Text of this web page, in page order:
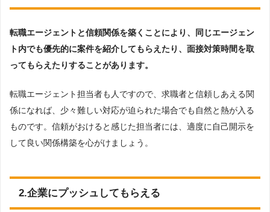
転職エージェントと信頼関係を築くことにより、同じエージェン
ト内でも優先的に案件を紹介してもらえたり、面接対策時間を取
ってもらえたりすることがあります。
転職エージェント担当者も人ですので、求職者と信頼しあえる関
係になれば、少々難しい対応が迫られた場合でも自然と熱が入る
ものです。信頼がおけると感じた担当者には、適度に自己開示を
して良い関係構築を心がけましょう。
2.企業にプッシュしてもらえる